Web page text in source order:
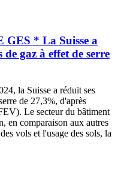
* La Suisse a
gaz à effet de serre
la Suisse a réduit ses
de 27,3%, d'après
Le secteur du bâtiment
en comparaison aux autres
vols et l'usage des sols, la